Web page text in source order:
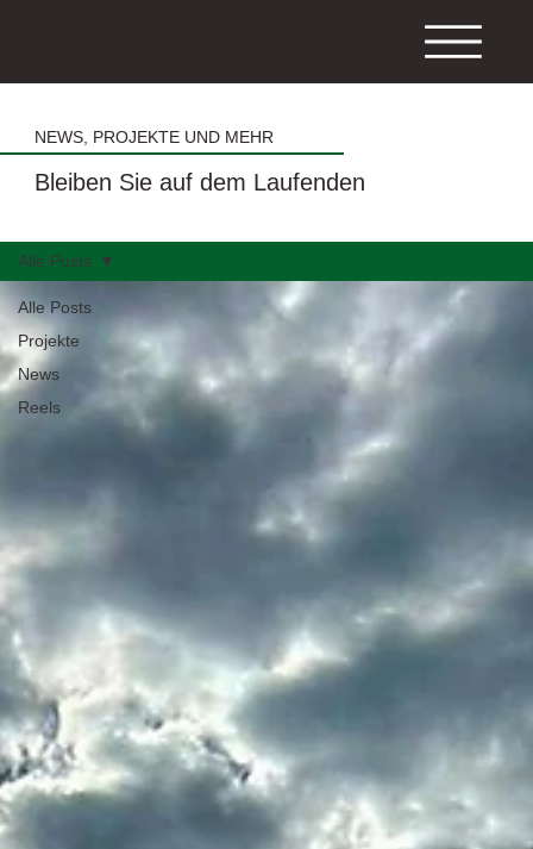
NEWS, PROJEKTE UND MEHR
Bleiben Sie auf dem Laufenden
Alle Posts
Projekte
News
Reels
Alle Posts